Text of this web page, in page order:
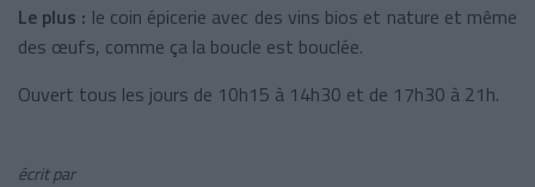
Le plus : le coin épicerie avec des vins bios et nature et même
des œufs, comme ça la boucle est bouclée.
Ouvert tous les jours de 10h15 à 14h30 et de 17h30 à 21h.
écrit par